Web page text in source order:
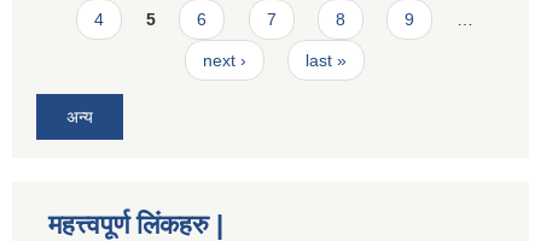
4 5 6 7 8 9 …
next › last »
अन्य
महत्त्वपूर्ण लिंकहरु |